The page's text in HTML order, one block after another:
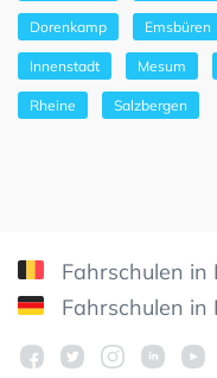
Dorenkamp Emsbüren
Innenstadt Mesum
Rheine Salzbergen
Fahrschulen in
Fahrschulen in